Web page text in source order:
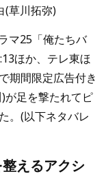
(草川拓弥)
マ25「俺たちバ
ほか、テレ東ほ
期間限定広告付き
が足を撃たれてピ
。(以下ネタバレ
えるアクシ